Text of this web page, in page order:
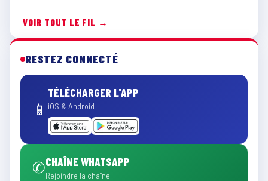
VOIR TOUT LE FIL →
RESTEZ CONNECTÉ
📱
TÉLÉCHARGER L'APP
iOS & Android
✆CHAÎNE WHATSAPP
Rejoindre la chaîne